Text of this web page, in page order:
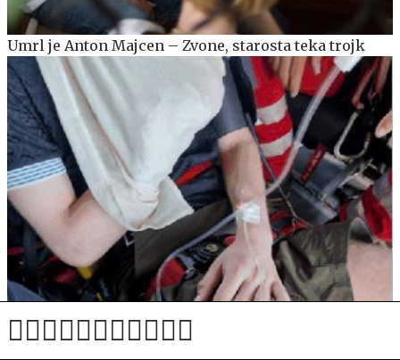
Umrl je Anton Majcen – Zvone, starosta teka trojk
Na poti proti Blejski koči kači ugriznili dva mlada
planinca, posredoval je helikopter